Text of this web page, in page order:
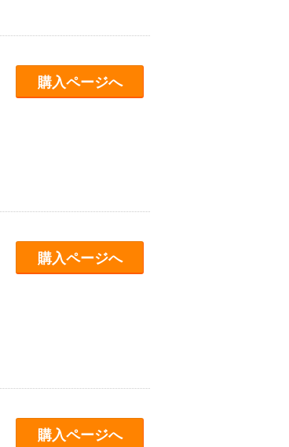
購入ページへ
購入ページへ
購入ページへ